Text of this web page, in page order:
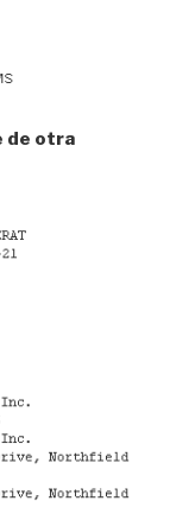
de otra